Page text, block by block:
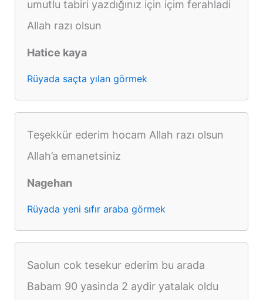
umutlu tabiri yazdığınız için içim ferahladi
Allah razı olsun
Hatice kaya
Rüyada saçta yılan görmek
Teşekkür ederim hocam Allah razı olsun
Allah’a emanetsiniz
Nagehan
Rüyada yeni sıfır araba görmek
Saolun cok tesekur ederim bu arada
Babam 90 yasinda 2 aydir yatalak oldu